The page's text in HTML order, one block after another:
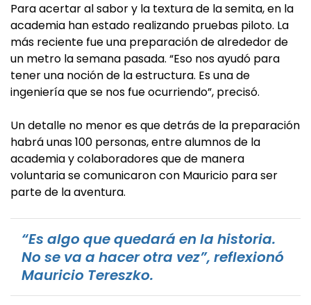
Para acertar al sabor y la textura de la semita, en la
academia han estado realizando pruebas piloto. La
más reciente fue una preparación de alrededor de
un metro la semana pasada. “Eso nos ayudó para
tener una noción de la estructura. Es una de
ingeniería que se nos fue ocurriendo”, precisó.
Un detalle no menor es que detrás de la preparación
habrá unas 100 personas, entre alumnos de la
academia y colaboradores que de manera
voluntaria se comunicaron con Mauricio para ser
parte de la aventura.
“Es algo que quedará en la historia.
No se va a hacer otra vez”, reflexionó
Mauricio Tereszko.